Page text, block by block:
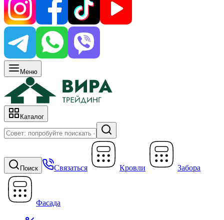
Меню
Каталог
Поиск Связаться Кровли Забора
Фасада